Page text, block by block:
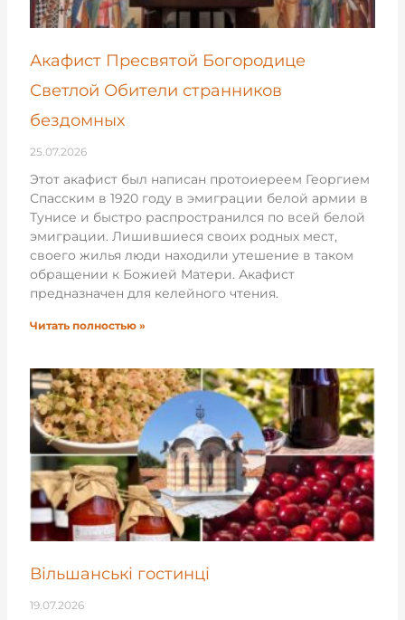
Акафист Пресвятой Богородице
Светлой Обители странников
бездомных
25.07.2026
Этот акафист был написан протоиереем Георгием
Спасским в 1920 году в эмиграции белой армии в
Тунисе и быстро распространился по всей белой
эмиграции. Лишившиеся своих родных мест,
своего жилья люди находили утешение в таком
обращении к Божией Матери. Акафист
предназначен для келейного чтения.
Читать полностью »
Вільшанські гостинці
19.07.2026